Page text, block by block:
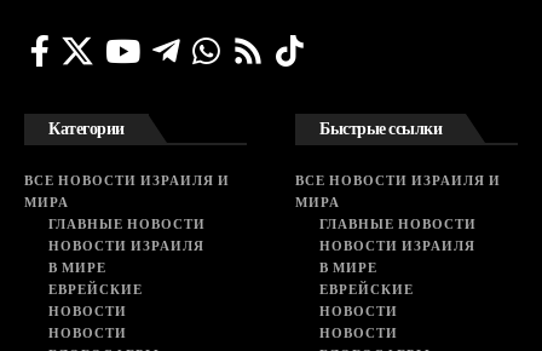
Категории
ВСЕ НОВОСТИ ИЗРАИЛЯ И
МИРА
ГЛАВНЫЕ НОВОСТИ
НОВОСТИ ИЗРАИЛЯ
В МИРЕ
ЕВРЕЙСКИЕ
НОВОСТИ
НОВОСТИ
Быстрые ссылки
ВСЕ НОВОСТИ ИЗРАИЛЯ И
МИРА
ГЛАВНЫЕ НОВОСТИ
НОВОСТИ ИЗРАИЛЯ
В МИРЕ
ЕВРЕЙСКИЕ
НОВОСТИ
НОВОСТИ